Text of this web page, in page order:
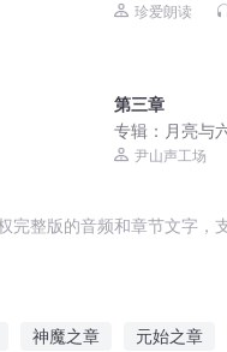
译 珍爱朗读
第三章
专辑： 月亮与
尹山声工场
整版的音频和章节文字，
神魔之章 元始之章